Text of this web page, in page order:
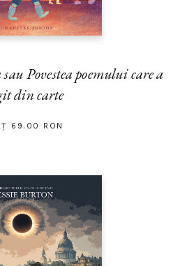
Povestea poemului care a
din carte
69.00 RON